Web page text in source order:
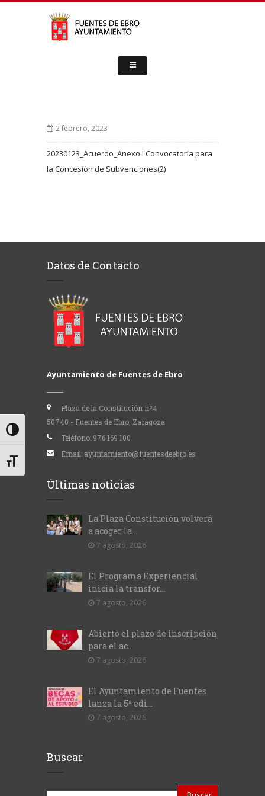
Alternar alto contraste
Alternar tamaño de letra
2 febrero, 2023
20230123_Acuerdo_Anexo I Convocatoria para
la Concesión de Subvenciones(2)
Datos de Contacto
Ayuntamiento de Fuentes de Ebro
Plaza de la Constitución nº4
50740 - Fuentes de Ebro, Zaragoza
Teléfono: 976 169 100
Email: ayuntamiento@fuentesdeebro.es
Últimas noticias
La Plaza Constitución volverá
a acoger la...
7 agosto, 2026
El Programa Experiencial
inicia la transfor...
7 agosto, 2026
Abierto el plazo de inscripción
para el ac...
7 agosto, 2026
El Ayuntamiento de Fuentes
lanza la 5ª edi...
7 agosto, 2026
Buscar
Buscar